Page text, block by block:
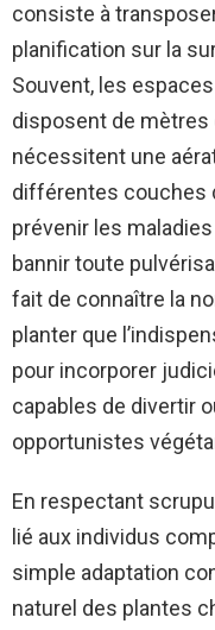
consiste à
planification sur la
Souvent, les
disposent de
nécessitent une
différentes couches
prévenir les
bannir toute
fait de connaître la
planter que
pour incorporer
capables de divertir
opportunistes
En respectant
lié aux individus
simple adaptation
naturel des plantes